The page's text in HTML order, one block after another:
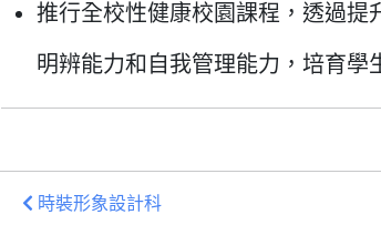
推行全校性健康校園課程，透過提
明辨能力和自我管理能力，培育學
時裝形象設計科